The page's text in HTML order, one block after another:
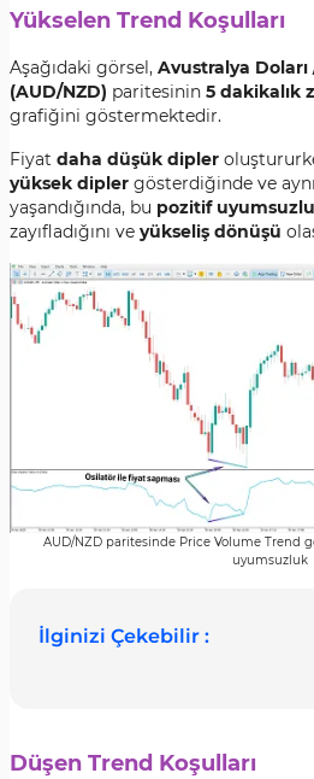
Yükselen Trend Koşulları
Aşağıdaki görsel, Avustralya Doları
(AUD/NZD) paritesinin 5 dakikalık
grafiğini göstermektedir.
Fiyat daha düşük dipler
yüksek dipler gösterdiğinde ve
yaşandığında, bu pozitif
zayıfladığını ve yükseliş dönüşü
AUD/NZD paritesinde Price Volume Trend
uyumsuzluk
İlginizi Çekebilir :
Düşen Trend Koşulları